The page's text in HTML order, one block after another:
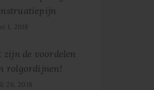
1, 2018
zijn de voordelen
rolgordijnen!
26, 2018